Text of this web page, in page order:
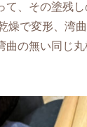
て、その塗残
燥で変形、湾
曲の無い同じ